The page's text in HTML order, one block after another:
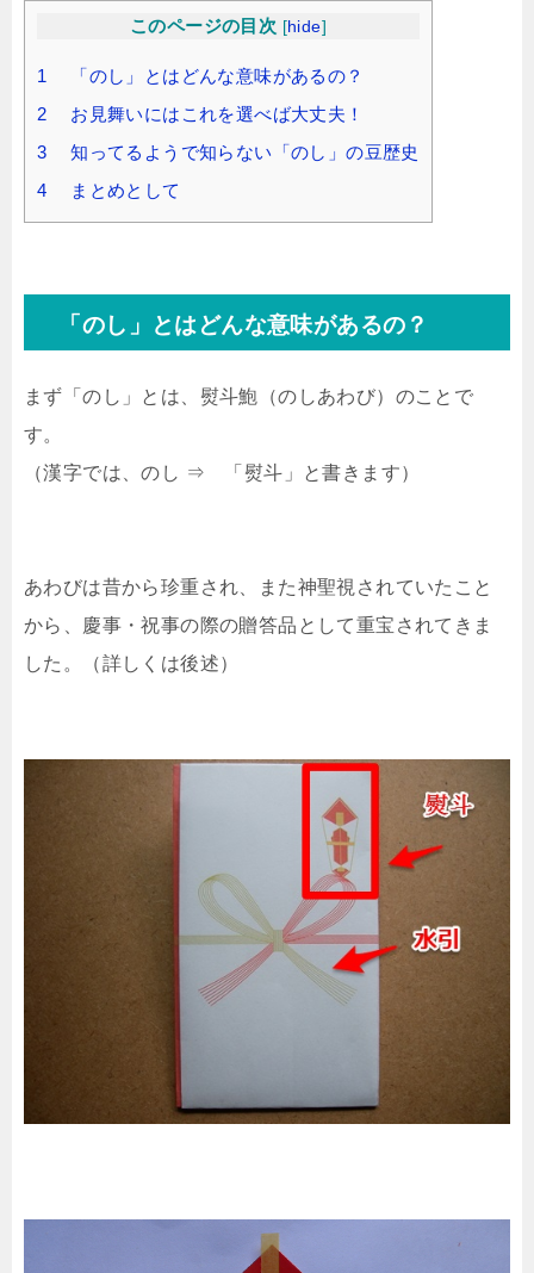
このページの目次 [hide]
1 「のし」とはどんな意味があるの？
2 お見舞いにはこれを選べば大丈夫！
3 知ってるようで知らない「のし」の豆歴史
4 まとめとして
「のし」とはどんな意味があるの？
まず「のし」とは、熨斗鮑（のしあわび）のことで
す。
（漢字では、のし ⇒ 「熨斗」と書きます）
あわびは昔から珍重され、また神聖視されていたこと
から、慶事・祝事の際の贈答品として重宝されてきま
した。（詳しくは後述）